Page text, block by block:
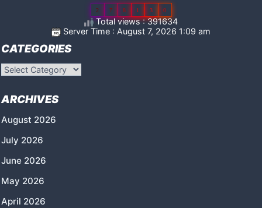
2 7 8 1 3 0
Total views : 391634
Server Time : August 7, 2026 1:09 am
CATEGORIES
Categories
ARCHIVES
August 2026
July 2026
June 2026
May 2026
April 2026